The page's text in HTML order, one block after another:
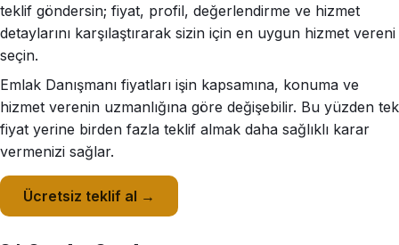
teklif göndersin; fiyat, profil, değerlendirme ve hizmet
detaylarını karşılaştırarak sizin için en uygun hizmet vereni
seçin.
Emlak Danışmanı fiyatları işin kapsamına, konuma ve
hizmet verenin uzmanlığına göre değişebilir. Bu yüzden tek
fiyat yerine birden fazla teklif almak daha sağlıklı karar
vermenizi sağlar.
Ücretsiz teklif al →